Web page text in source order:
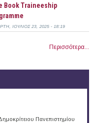
Book Traineeship
ΙΟΎΛΙΟΣ 23, 2025 - 18:19
Περισσότερα...
Πανεπιστημίου